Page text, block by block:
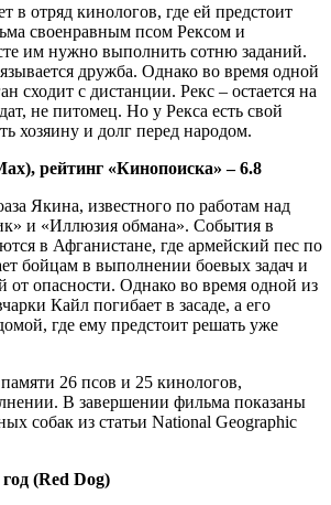
в отряд кинологов, где ей предстоит
своенравным псом Рексом и
им нужно выполнить сотню заданий.
дружба. Однако во время одной
сходит с дистанции. Рекс – остается на
не питомец. Но у Рекса есть свой
хозяину и долг перед народом.
рейтинг «Кинопоиска» – 6.8
Якина, известного по работам над
и «Иллюзия обмана». События в
в Афганистане, где армейский пес по
бойцам в выполнении боевых задач и
от опасности. Однако во время одной из
Кайл погибает в засаде, а его
где ему предстоит решать уже
26 псов и 25 кинологов,
В завершении фильма показаны
собак из статьи National Geographic
(Red Dog)